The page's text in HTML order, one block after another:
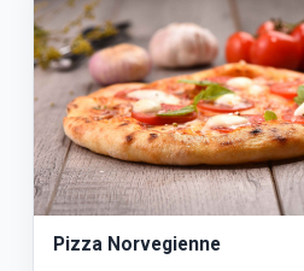
Pizza Norvegienne